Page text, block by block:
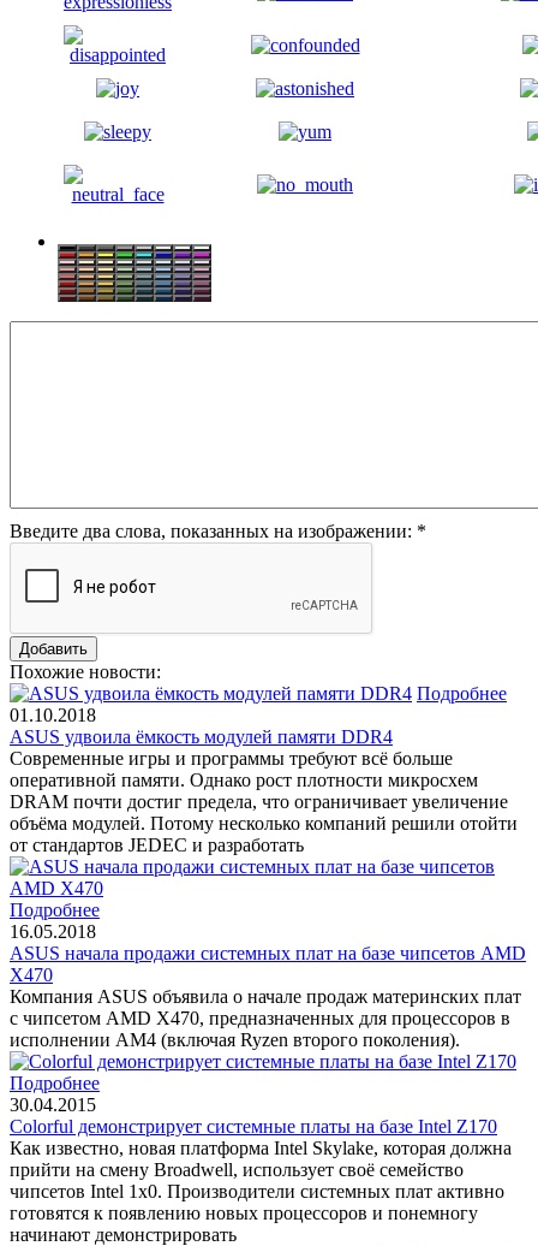
Введите два слова, показанных на изображении: *
Похожие новости:
Подробнее
01.10.2018
ASUS удвоила ёмкость модулей памяти DDR4
Современные игры и программы требуют всё больше
оперативной памяти. Однако рост плотности микросхем
DRAM почти достиг предела, что ограничивает увеличение
объёма модулей. Потому несколько компаний решили отойти
от стандартов JEDEC и разработать
Подробнее
16.05.2018
ASUS начала продажи системных плат на базе чипсетов AMD
X470
Компания ASUS объявила о начале продаж материнских плат
с чипсетом AMD X470, предназначенных для процессоров в
исполнении AM4 (включая Ryzen второго поколения).
Подробнее
30.04.2015
Colorful демонстрирует системные платы на базе Intel Z170
Как известно, новая платформа Intel Skylake, которая должна
прийти на смену Broadwell, использует своё семейство
чипсетов Intel 1x0. Производители системных плат активно
готовятся к появлению новых процессоров и понемногу
начинают демонстрировать